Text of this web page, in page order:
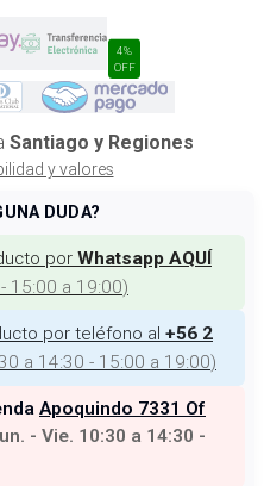
4%
OFF
Santiago y Regiones
y valores
DUDA?
por Whatsapp AQUÍ
15:00 a 19:00)
por teléfono al +56 2
a 14:30 - 15:00 a 19:00)
Apoquindo 7331 Of
- Vie. 10:30 a 14:30 -